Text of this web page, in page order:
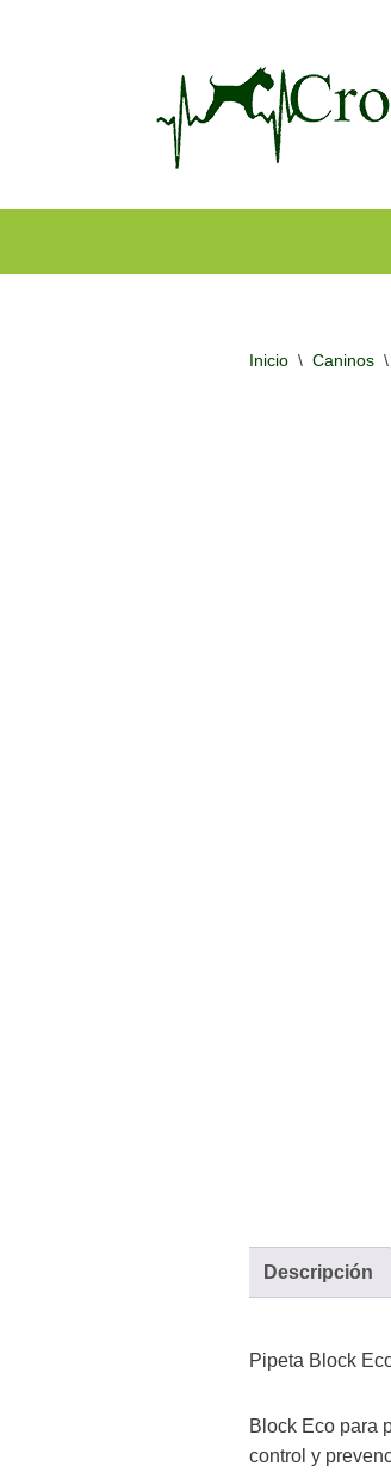
Inicio \ Caninos \
Descripción
Pipeta Block
Block Eco para
control y